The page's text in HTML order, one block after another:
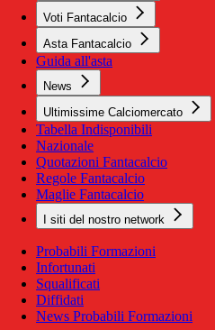
Voti Fantacalcio
Asta Fantacalcio
Guida all'asta
News
Ultimissime Calciomercato
Tabella Indisponibili
Nazionale
Quotazioni Fantacalcio
Regole Fantacalcio
Maglie Fantacalcio
I siti del nostro network
Probabili Formazioni
Infortunati
Squalificati
Diffidati
News Probabili Formazioni